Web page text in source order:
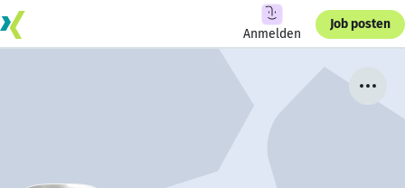
Anmelden
Job posten